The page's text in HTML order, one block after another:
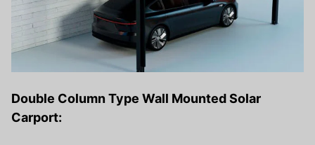
Double Column Type Wall Mounted Solar
Carport: